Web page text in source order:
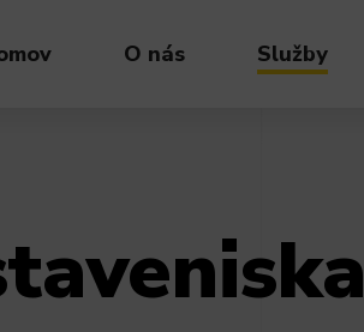
O nás Služby